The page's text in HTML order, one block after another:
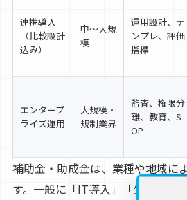
連携導入
（比較設計
込み）
中〜大規
模
運用設計、テ
ンプレ、評価
指標
エンタープ
ライズ運用
大規模・
規制業界
監査、権限分
離、教育、S
OP
補助金・助成金は、業種や地域に
す。一般に「IT導入」「生産性向